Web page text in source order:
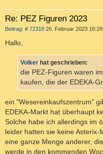
Re: PEZ Figuren 2023
Beitrag: # 72318B
r
a
26. Februar 2023 18:29
Hallo,
Volker hat geschrieben:
die PEZ-Figuren waren
kaufen, die der EDEKA-
ein "Wesereinkaufszentrum"
EDEKA-Markt hat überhaupt
Solche habe ich allerdings im
leider hatten sie keine
eine ganze Menge anderer,
werde in den kommenden